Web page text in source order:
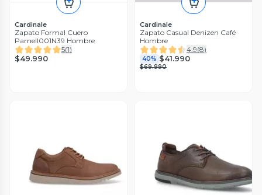
Cardinale
Zapato Formal Cuero
Parnell001N39 Hombre
5(1)
$49.990
Cardinale
Zapato Casual Denizen Café
Hombre
4.9(8)
40% $41.990
$69.990